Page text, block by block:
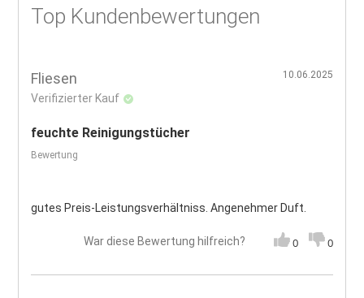
Top Kundenbewertungen
Fliesen
Verifizierter Kauf
10.06.2025
feuchte Reinigungstücher
Bewertung
gutes Preis-Leistungsverhältniss. Angenehmer Duft.
War diese Bewertung hilfreich? 0 0